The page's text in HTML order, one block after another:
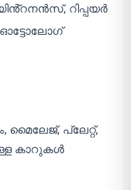
റിപ്പയർ
മൈലേജ്, പ്ലേറ്റ്,
കാറുകൾ